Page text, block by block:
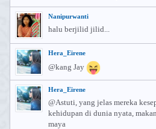
Nanipurwanti
halu berjilid jilid...
Hera_Eirene
@kang Jay
Hera_Eirene
@Astuti, yang jelas mereka
kehidupan di dunia nyata,
maya